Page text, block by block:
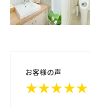
お客様の声
★★★★★